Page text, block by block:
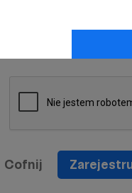
informacji handlowych -
Cofnij